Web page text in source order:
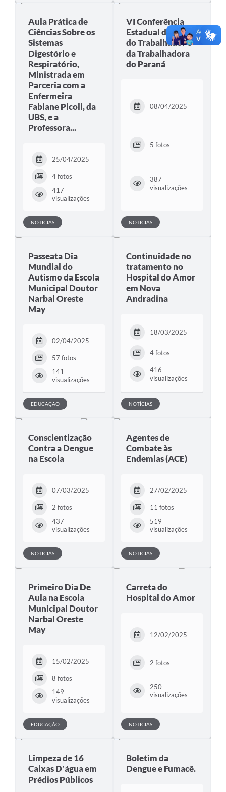
Aula Prática de
Ciências Sobre os
Sistemas
Digestório e
Respiratório,
Ministrada em
Parceria com a
Enfermeira
Fabiane Picoli, da
UBS, e a
Professora...
25/04/2025
4 fotos
417
visualizações
NOTÍCIAS
VI Conferência
Estadual de Saúde
do Trabalhador e
da Trabalhadora
do Paraná
08/04/2025
5 fotos
387
visualizações
NOTÍCIAS
Passeata Dia
Mundial do
Autismo da Escola
Municipal Doutor
Narbal Oreste
May
02/04/2025
57 fotos
141
visualizações
EDUCAÇÃO
Continuidade no
tratamento no
Hospital do Amor
em Nova
Andradina
18/03/2025
4 fotos
416
visualizações
NOTÍCIAS
Conscientização
Contra a Dengue
na Escola
07/03/2025
2 fotos
437
visualizações
NOTÍCIAS
Agentes de
Combate às
Endemias (ACE)
27/02/2025
11 fotos
519
visualizações
NOTÍCIAS
Primeiro Dia De
Aula na Escola
Municipal Doutor
Narbal Oreste
May
15/02/2025
8 fotos
149
visualizações
EDUCAÇÃO
Carreta do
Hospital do Amor
12/02/2025
2 fotos
250
visualizações
NOTÍCIAS
Limpeza de 16
Caixas D′água em
Prédios Públicos
Boletim da
Dengue e Fumacê.